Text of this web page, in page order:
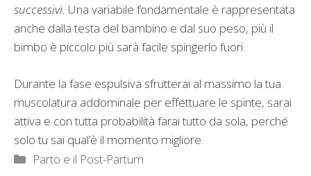
successivi. Una variabile fondamentale è rappresentata
anche dalla testa del bambino e dal suo peso, più il
bimbo è piccolo più sarà facile spingerlo fuori.
Durante la fase espulsiva sfrutterai al massimo la tua
muscolatura addominale per effettuare le spinte, sarai
attiva e con tutta probabilità farai tutto da sola, perché
solo tu sai qual’è il momento migliore.
Categorie
Parto e il Post-Partum